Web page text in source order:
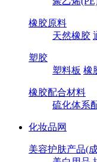
橡胶原料
天然橡胶
塑胶
塑料板 橡
橡胶配合材料
硫化体系
化妆品网
美容护肤产品(